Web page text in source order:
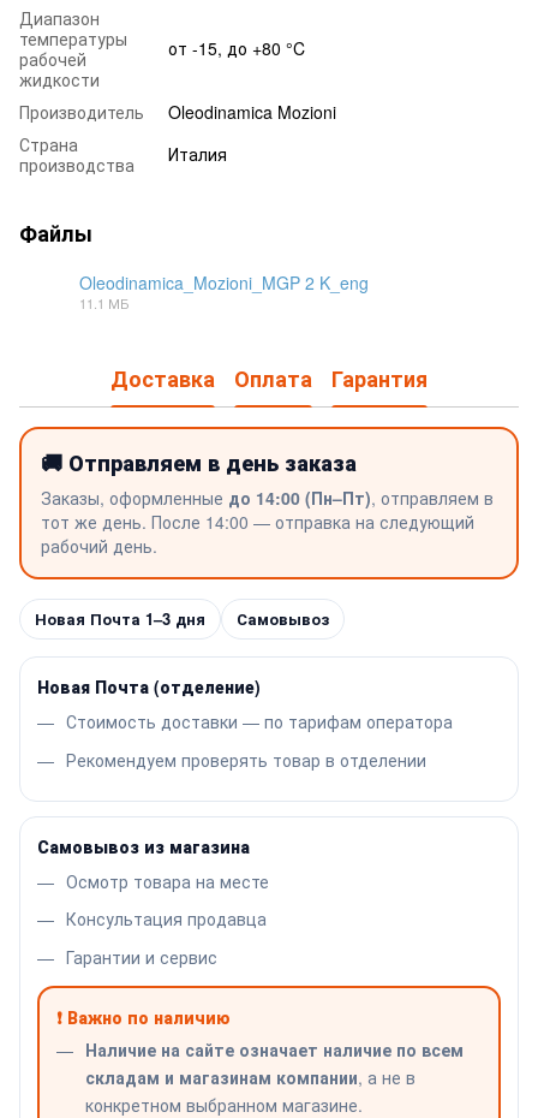
Диапазон
температуры
рабочей
жидкости
от -15, до +80 °C
Производитель
Oleodinamica Mozioni
Страна
производства
Италия
Файлы
Oleodinamica_Mozioni_MGP 2 K_eng
11.1 МБ
Доставка Оплата Гарантия
🚚 Отправляем в день заказа
Заказы, оформленные до 14:00 (Пн–Пт), отправляем в
тот же день. После 14:00 — отправка на следующий
рабочий день.
Новая Почта 1–3 дня Самовывоз
Новая Почта (отделение)
Стоимость доставки — по тарифам оператора
Рекомендуем проверять товар в отделении
Самовывоз из магазина
Осмотр товара на месте
Консультация продавца
Гарантии и сервис
❗ Важно по наличию
Наличие на сайте означает наличие по всем
складам и магазинам компании, а не в
конкретном выбранном магазине.